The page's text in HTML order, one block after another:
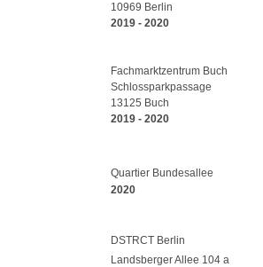
10969 Berlin
2019 - 2020
Fachmarktzentrum Buch
Schlossparkpassage
13125 Buch
2019 - 2020
Quartier Bundesallee
2020
DSTRCT Berlin
Landsberger Allee 104 a